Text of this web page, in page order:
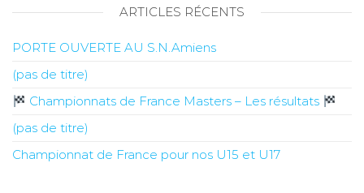
ARTICLES RÉCENTS
PORTE OUVERTE AU S.N.Amiens
(pas de titre)
Championnats de France Masters – Les résultats
(pas de titre)
Championnat de France pour nos U15 et U17